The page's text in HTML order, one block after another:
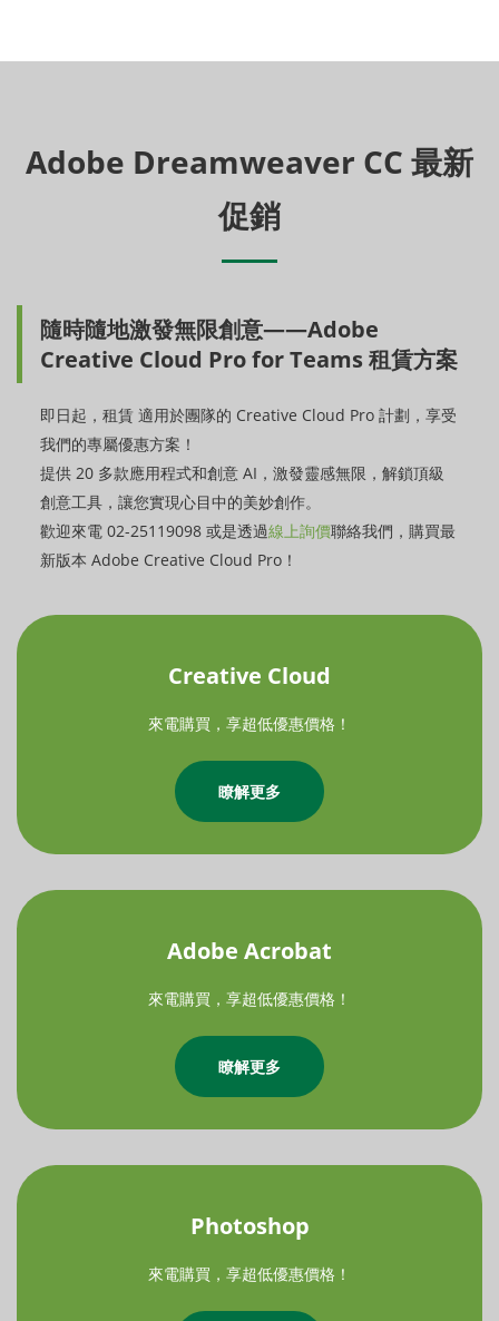
Adobe Dreamweaver CC 最新
促銷
隨時隨地激發無限創意——Adobe
Creative Cloud Pro for Teams 租賃方案
即日起，租賃 適用於團隊的 Creative Cloud Pro 計劃，享受
我們的專屬優惠方案！
提供 20 多款應用程式和創意 AI，激發靈感無限，解鎖頂級
創意工具，讓您實現心目中的美妙創作。
歡迎來電 02-25119098 或是透過線上詢價聯絡我們，購買最
新版本 Adobe Creative Cloud Pro！
Creative Cloud
來電購買，享超低優惠價格！
瞭解更多
Adobe Acrobat
來電購買，享超低優惠價格！
瞭解更多
Photoshop
來電購買，享超低優惠價格！